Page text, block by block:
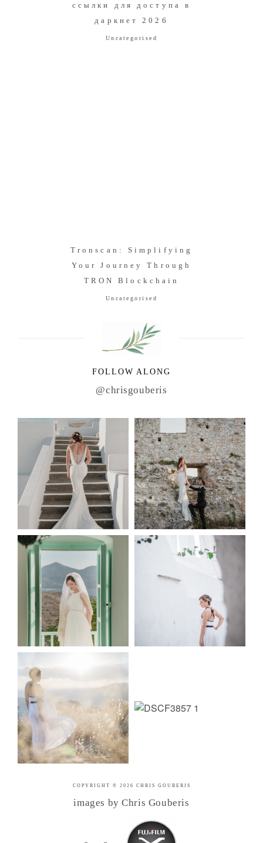
ссылки для доступа в
даркнет 2026
Uncategorised
Tronscan: Simplifying
Your Journey Through
TRON Blockchain
Uncategorised
FOLLOW ALONG
@chrisgouberis
COPYRIGHT © 2026 CHRIS GOUBERIS
images by Chris Gouberis